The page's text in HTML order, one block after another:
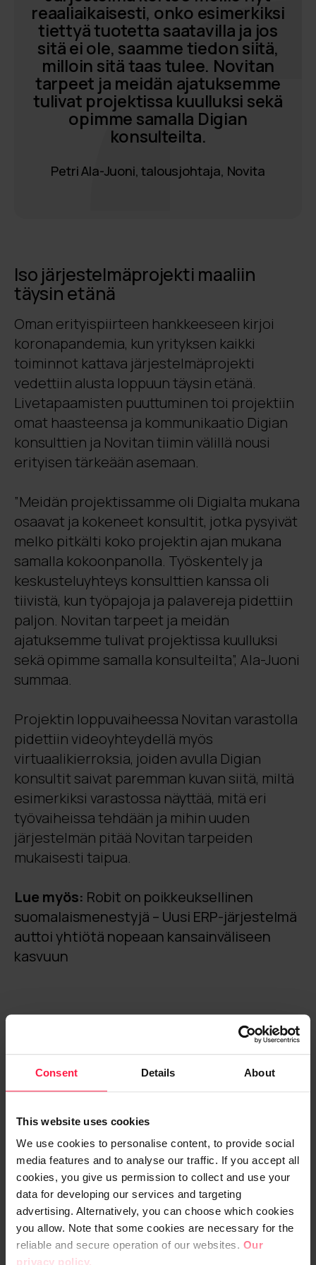
Consent Details About
This website uses cookies
We use cookies to personalise content, to provide social
media features and to analyse our traffic. If you accept all
cookies, you give us permission to collect and use your
data for developing our services and targeting
advertising. Alternatively, you can choose which cookies
you allow. Note that some cookies are necessary for the
reliable and secure operation of our websites. Our
privacy policy.
reaaliaikaisesti, onko esimerkiksi
tiettyä tuotetta saatavilla ja jos
sitä ei ole, saamme tiedon siitä,
milloin sitä taas tulee. Novitan
tarpeet ja meidän ajatuksemme
tulivat projektissa kuulluksi sekä
opimme samalla Digian
konsulteilta.
Petri Ala-Juoni, talousjohtaja, Novita
Iso järjestelmäprojekti maaliin
täysin etänä
Oman erityispiirteen hankkeeseen kirjoi
koronapandemia, kun yrityksen kaikki
toiminnot kattava järjestelmäprojekti
vedettiin alusta loppuun täysin etänä.
Livetapaamisten puuttuminen toi projektiin
omat haasteensa ja kommunikaatio Digian
konsulttien ja Novitan tiimin välillä nousi
erityisen tärkeään asemaan.
”Meidän projektissamme oli Digialta mukana
osaavat ja kokeneet konsultit, jotka pysyivät
melko pitkälti koko projektin ajan mukana
samalla kokoonpanolla. Työskentely ja
keskusteluyhteys konsulttien kanssa oli
tiivistä, kun työpajoja ja palavereja pidettiin
paljon. Novitan tarpeet ja meidän
ajatuksemme tulivat projektissa kuulluksi
sekä opimme samalla konsulteilta”, Ala-Juoni
summaa.
Projektin loppuvaiheessa Novitan varastolla
pidettiin videoyhteydellä myös
virtuaalikierroksia, joiden avulla Digian
konsultit saivat paremman kuvan siitä, miltä
esimerkiksi varastossa näyttää, mitä eri
työvaiheissa tehdään ja mihin uuden
järjestelmän pitää Novitan tarpeiden
mukaisesti taipua.
Lue myös: Robit on poikkeuksellinen
suomalaismenestyjä – Uusi ERP-järjestelmä
auttoi yhtiötä nopeaan kansainväliseen
kasvuun
NetSuite uuden arjen työkaluna
Järjestelmämuutos on näkynyt läpi koko
osastot tuotantokoneiden käyttäjiä lukuun
ottamatta hyödyntävät ja käyttävät
järjestelmää arjessaan tavalla tai toisella:
NetSuite on päivittäisenä työkaluna niin
logistiikassa, tuotannon suunnittelussa ja
hankinnassa, myynnissä kuin taloudessakin.
Käyttäjien kokemukset ovat olleet tähän